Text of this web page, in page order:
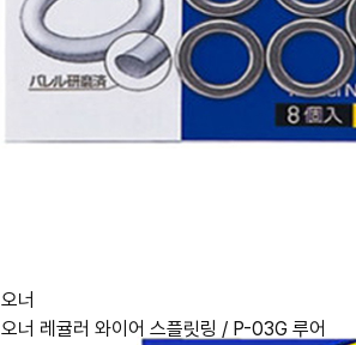
오너
오너 레귤러 와이어 스플릿링 / P-03G 루어